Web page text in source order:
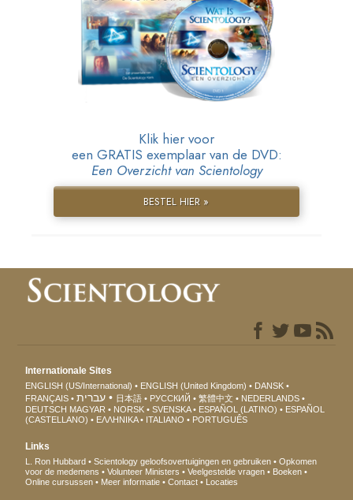
Klik hier voor
een GRATIS exemplaar van de DVD:
Een Overzicht van Scientology
BESTEL HIER »
Internationale Sites
ENGLISH (US/International) ENGLISH (United Kingdom)
DANSK
FRANÇAIS
עברית 日本語 РУССКИЙ 繁體中文
NEDERLANDS
DEUTSCH MAGYAR NORSK SVENSKA ESPAÑOL (LATINO)
ESPAÑOL
(CASTELLANO)
ΕΛΛΗΝΙΚA ITALIANO PORTUGUÊS
Links
L. Ron Hubbard Scientology geloofsovertuigingen en gebruiken
Opkomen
voor de medemens
Volunteer Ministers Veelgestelde vragen
Boeken
Online cursussen
Meer informatie Contact Locaties